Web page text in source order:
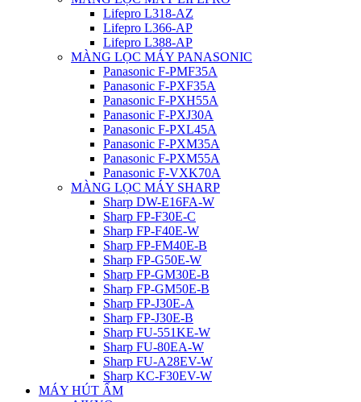
Lifepro L318-AZ
Lifepro L366-AP
Lifepro L388-AP
MÀNG LỌC MÁY PANASONIC
Panasonic F-PMF35A
Panasonic F-PXF35A
Panasonic F-PXH55A
Panasonic F-PXJ30A
Panasonic F-PXL45A
Panasonic F-PXM35A
Panasonic F-PXM55A
Panasonic F-VXK70A
MÀNG LỌC MÁY SHARP
Sharp DW-E16FA-W
Sharp FP-F30E-C
Sharp FP-F40E-W
Sharp FP-FM40E-B
Sharp FP-G50E-W
Sharp FP-GM30E-B
Sharp FP-GM50E-B
Sharp FP-J30E-A
Sharp FP-J30E-B
Sharp FU-551KE-W
Sharp FU-80EA-W
Sharp FU-A28EV-W
Sharp KC-F30EV-W
MÁY HÚT ẨM